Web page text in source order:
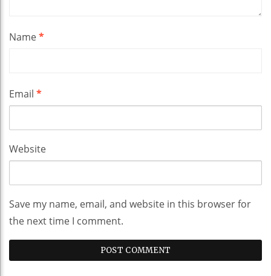
Name*
Email *
Website
Save my name, email, and website in this browser for
the next time I comment.